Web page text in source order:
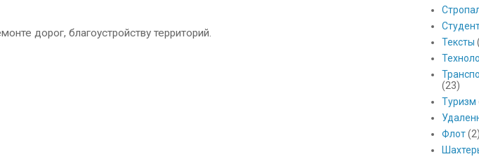
дорог, благоустройству территорий.
Тексты
(23)
Туризм
Флот